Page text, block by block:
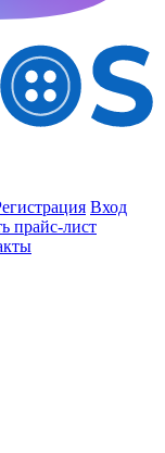
Вход
прайс-лист